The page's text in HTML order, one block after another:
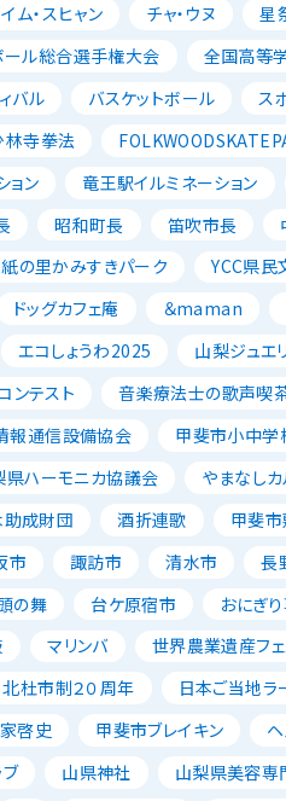
イム・スヒャン チャ・ウヌ 星
ール総合選手権大会
全国高等
バル
バスケットボール ス
林寺拳法
ョン
竜王駅イルミネーション
昭和町長 笛吹市長
の里かみすきパーク
YCC県民
ドッグカフェ庵 ＆maman
エコしょうわ2025 山梨ジュエ
ンテスト
音楽療法士の歌声喫
報通信設備協会 甲斐市小中学
県ハーモニカ協議会 やまなし
成財団 酒折連歌 甲斐
市 諏訪市 清水市 長
の舞 台ケ原宿市 おにぎ
マリンバ 世界農業遺産フ
北杜市制２０周年 日本ご当地
啓史 甲斐市ブレイキン
山県神社 山梨県美容専